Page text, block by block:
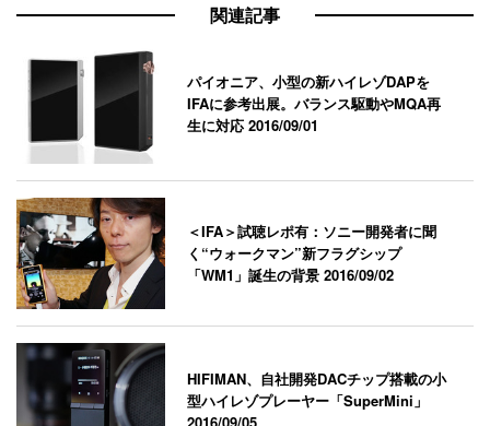
関連記事
パイオニア、小型の新ハイレゾDAPを
IFAに参考出展。バランス駆動やMQA再
生に対応2016/09/01
＜IFA＞試聴レポ有：ソニー開発者に聞
く“ウォークマン”新フラグシップ
「WM1」誕生の背景2016/09/02
HIFIMAN、自社開発DACチップ搭載の小
型ハイレゾプレーヤー「SuperMini」